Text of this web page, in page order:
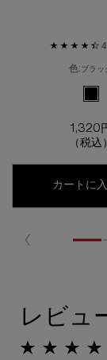
色:ブラッ
1,320
（税込）
カートに
レビュ
5星中4.8。